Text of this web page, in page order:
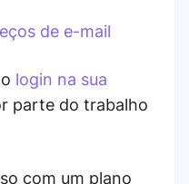
de e-mail
login na sua
parte do trabalho
com um plano